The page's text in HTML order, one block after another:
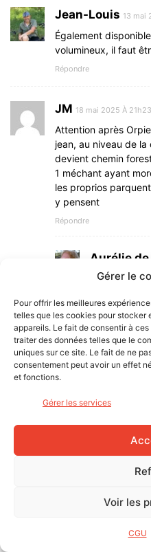
Gérer le
Pour offrir les meilleures
telles que les cookies pour stocker
appareils. Le fait de consentir à
traiter des données telles que le
uniques sur ce site. Le fait de ne
consentement peut avoir un effet
et fonctions.
Gérer les services
Voir les
CGU
Jean-Louis 13 mai
Également
volumineux, il faut
Répondre
JM 18 mai 2025 À 21h23
Attention après
jean, au niveau de
devient chemin
1 méchant ayant
les proprios
y pensent
Répondre
Aurélie
2025 À 8h53
vraiment
l’information
médiateur
Si vous
Aurélie
19 mai 2025 À
et merci pour cette
clôture ce jour-là. je